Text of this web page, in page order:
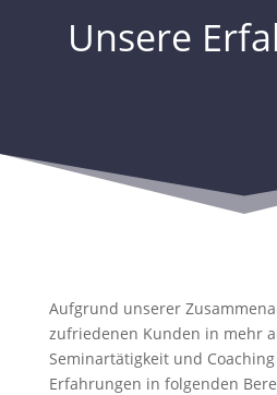
Unsere
Aufgrund unserer
zufriedenen Kunden in mehr
Seminartätigkeit und
Erfahrungen in folgenden